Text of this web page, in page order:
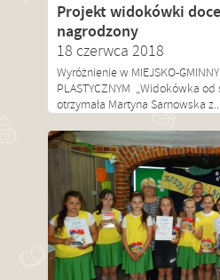
Projekt widokówki
nagrodzony
18 czerwca 2018
Wyróżnienie w MIEJSKO-
PLASTYCZNYM „Widokówka od
otrzymała Martyna Sarnowska z...